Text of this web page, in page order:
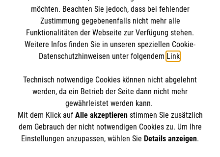
Newsletter abonnieren
Cookies verwalten|AGB|Impressum|Datenschutz
Barrierefreiheit |Kontakt| Sharepoint|Mediathek
möchten. Beachten Sie jedoch, dass bei fehlender
Zustimmung gegebenenfalls nicht mehr alle
Funktionalitäten der Webseite zur Verfügung stehen.
Weitere Infos finden Sie in unseren speziellen Cookie-
Datenschutzhinweisen unter folgendem Link.
Technisch notwendige Cookies können nicht abgelehnt
werden, da ein Betrieb der Seite dann nicht mehr
gewährleistet werden kann.
Mit dem Klick auf Alle akzeptierenstimmen Sie zusätzlich
dem Gebrauch der nicht notwendigen Cookies zu. Um Ihre
Einstellungen anzupassen, wählen Sie Details anzeigen.